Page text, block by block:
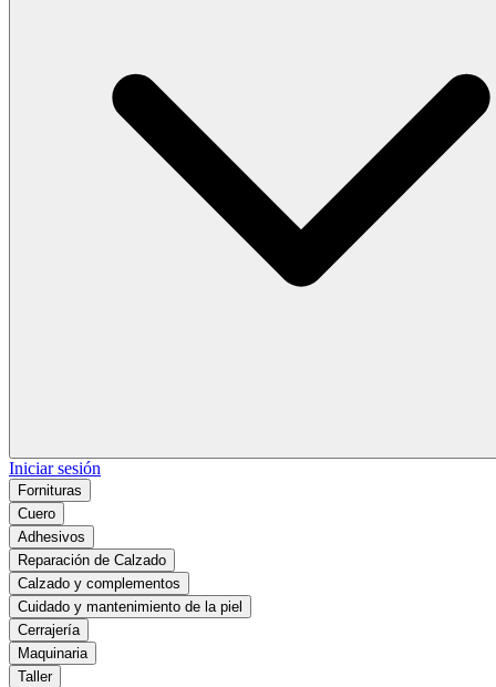
Iniciar sesión
Fornituras
Cuero
Adhesivos
Reparación de Calzado
Calzado y complementos
Cuidado y mantenimiento de la piel
Cerrajería
Maquinaria
Taller